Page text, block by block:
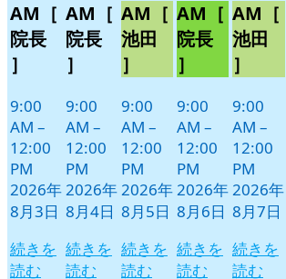
月
3
日
イ
ベ
AM［
院長
］
9:00
AM –
12:00
PM
2026年
8月3日
続きを
読む
月
4
日
イ
ベ
AM［
院長
］
9:00
AM –
12:00
PM
2026年
8月4日
続きを
読む
月
5
日
イ
ベ
ト)
AM［
池田
］
9:00
AM –
12:00
PM
2026年
8月5日
続きを
読む
月
6
日
イ
ベ
ト)
AM［
院長
］
9:00
AM –
12:00
PM
2026年
8月6日
続きを
読む
月
7
日
イ
ベ
ト)
AM［
池田
］
9:00
AM –
12:00
PM
2026年
8月7日
続きを
読む